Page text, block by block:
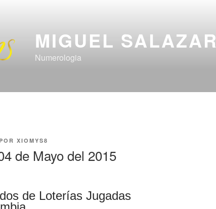
MIGUEL SALAZAR
Numerologia
POR XIOMYS8
de Mayo del 2015
de Loterías Jugadas